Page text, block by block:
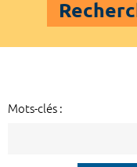
Mots-clés :